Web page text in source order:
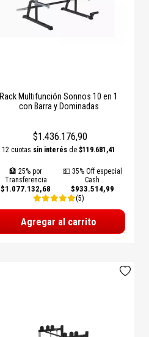
Rack Multifunción Sonnos 10 en 1
con Barra y Dominadas
$1.436.176,90
12 cuotas sin interés de$119.681,41
🏦 25% por
Transferencia
$1.077.132,68
💵 35% Off especial
Cash
$933.514,99
(5)
Agregar al carrito